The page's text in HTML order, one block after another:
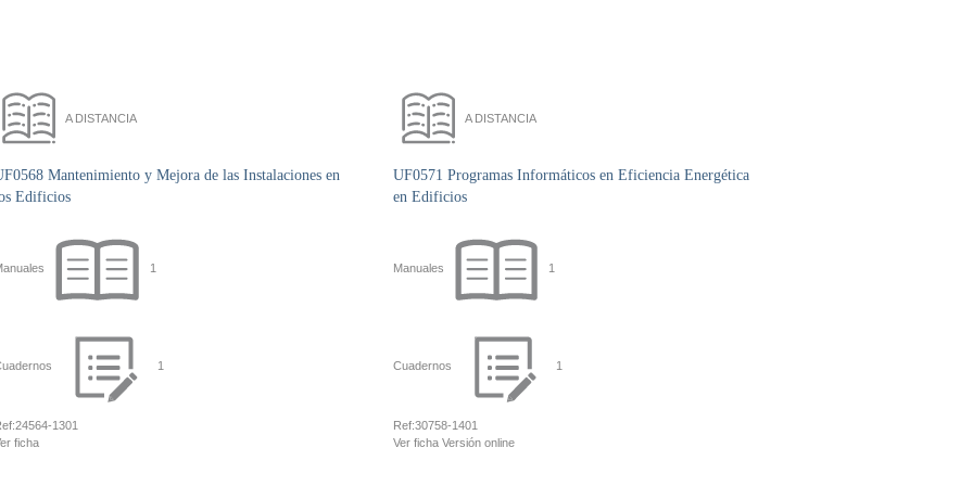
A DISTANCIA
Mantenimiento y Mejora de las Instalaciones en
Edificios
1
1
24564-1301
ficha
A DISTANCIA
UF0571 Programas Informáticos en Eficiencia Energética
en Edificios
Manuales 1
Cuadernos 1
Ref:30758-1401
Ver ficha Versión online